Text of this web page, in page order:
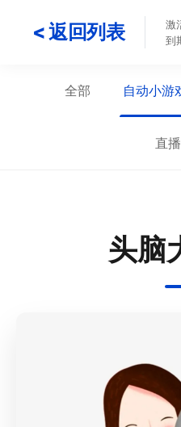
< 返回列表
激
到
全部 自动小游
直
头脑